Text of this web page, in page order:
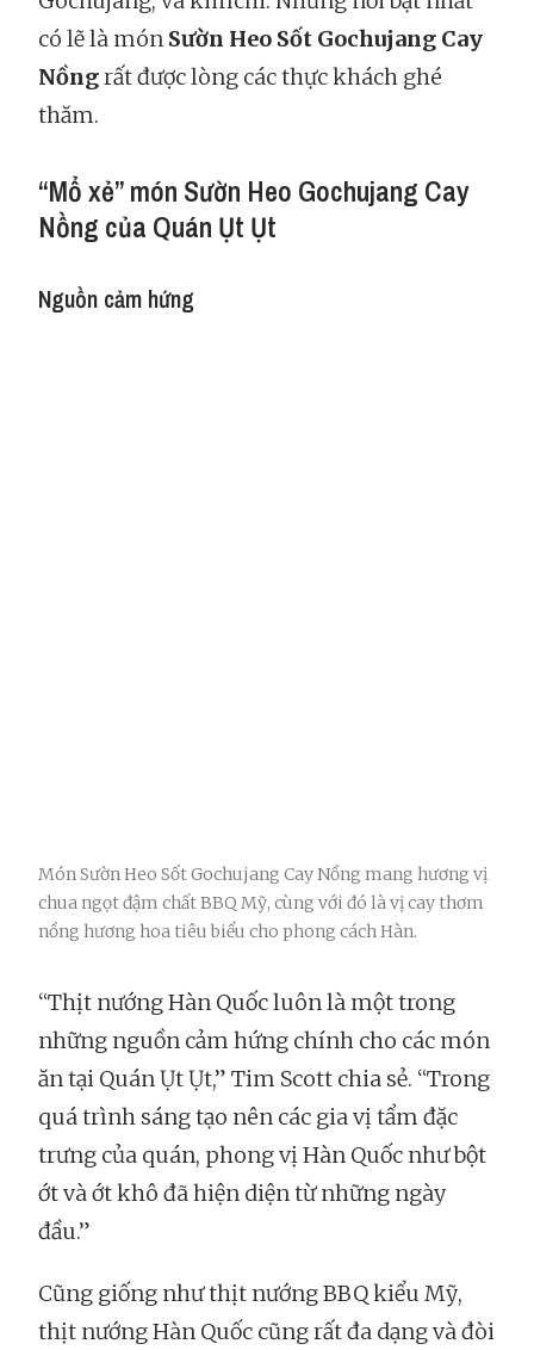
có lẽ là món Sườn Heo Sốt Gochujang Cay
Nồngrất được lòng các thực khách ghé
thăm.
“Mổ xẻ” món Sườn Heo Gochujang Cay
Nồng của Quán Ụt Ụt
Nguồn cảm hứng
Món Sườn Heo Sốt Gochujang Cay Nồng mang hương vị
chua ngọt đậm chất BBQ Mỹ, cùng với đó là vị cay thơm
nồng hương hoa tiêu biểu cho phong cách Hàn.
“Thịt nướng Hàn Quốc luôn là một trong
những nguồn cảm hứng chính cho các món
ăn tại Quán Ụt Ụt,” Tim Scott chia sẻ. “Trong
quá trình sáng tạo nên các gia vị tẩm đặc
trưng của quán, phong vị Hàn Quốc như bột
ớt và ớt khô đã hiện diện từ những ngày
đầu.”
Cũng giống như thịt nướng BBQ kiểu Mỹ,
thịt nướng Hàn Quốc cũng rất đa dạng và đòi